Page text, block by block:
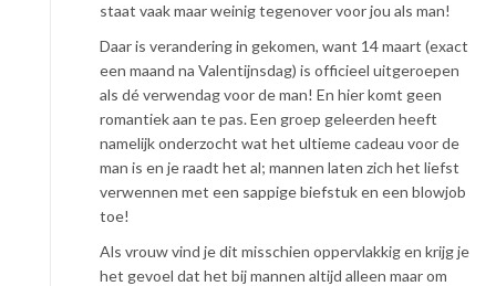
staat vaak maar weinig tegenover voor jou als man!
Daar is verandering in gekomen, want 14 maart (exact
een maand na Valentijnsdag) is officieel uitgeroepen
als dé verwendag voor de man! En hier komt geen
romantiek aan te pas. Een groep geleerden heeft
namelijk onderzocht wat het ultieme cadeau voor de
man is en je raadt het al; mannen laten zich het liefst
verwennen met een sappige biefstuk en een blowjob
toe!
Als vrouw vind je dit misschien oppervlakkig en krijg je
het gevoel dat het bij mannen altijd alleen maar om